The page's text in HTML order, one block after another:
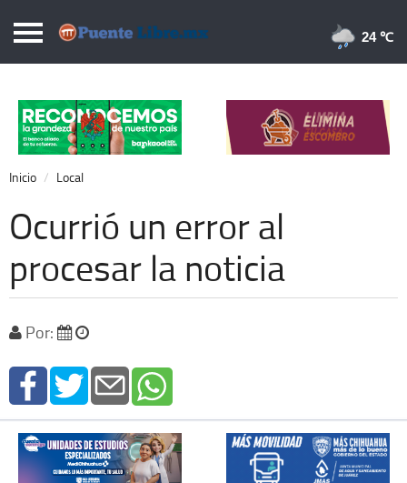
Puentelibre.mx
Local
Nacional
Opinión
Cronos
Economía
Espectáculos
Deportes
Extra +
24 ℃
Inicio Local
Ocurrió un error al
procesar la noticia
Por: